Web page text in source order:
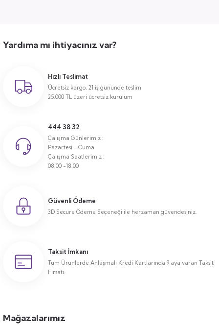
Yardıma mı ihtiyacınız var?
Hızlı Teslimat
Ücretsiz kargo, 21 iş gününde teslim
25.000 TL üzeri ücretsiz kurulum
444 38 32
Çalışma Günlerimiz :
Pazartesi - Cuma
Çalışma Saatlerimiz :
08.00 -18.00
Güvenli Ödeme
3D Secure Ödeme Seçeneği ile herzaman güvendesiniz.
Taksit İmkanı
Tüm Ürünlerde Anlaşmalı Kredi Kartlarında 9 aya varan Taksit
Fırsatı.
Mağazalarımız